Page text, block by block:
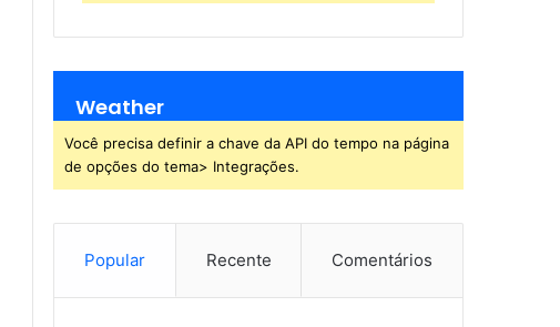
Weather
Você precisa definir a chave da API do tempo na página
de opções do tema> Integrações.
Popular Recente Comentários